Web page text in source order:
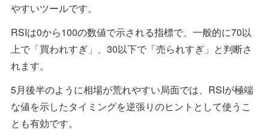
やすいツールです。
RSIは0から100の数値で示される指標で、一般的に70以
上で「買われすぎ」、30以下で「売られすぎ」と判断さ
れます。
5月後半のように相場が荒れやすい局面では、RSIが極端
な値を示したタイミングを逆張りのヒントとして使うこ
とも有効です。